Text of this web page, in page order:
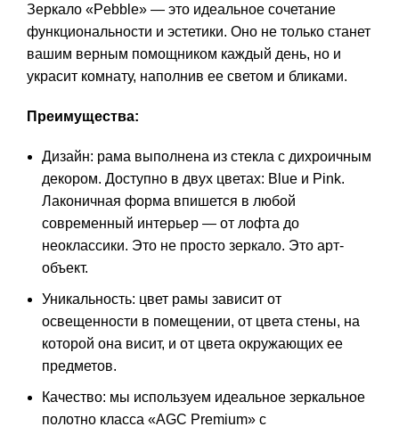
Зеркало «Pebble» — это идеальное сочетание
функциональности и эстетики. Оно не только станет
вашим верным помощником каждый день, но и
украсит комнату, наполнив ее светом и бликами.
Преимущества:
Дизайн: рама выполнена из стекла с дихроичным
декором. Доступно в двух цветах: Blue и Pink.
Лаконичная форма впишется в любой
современный интерьер — от лофта до
неоклассики. Это не просто зеркало. Это арт-
объект.
Уникальность: цвет рамы зависит от
освещенности в помещении, от цвета стены, на
которой она висит, и от цвета окружающих ее
предметов.
Качество: мы используем идеальное зеркальное
полотно класса «AGC Premium» с